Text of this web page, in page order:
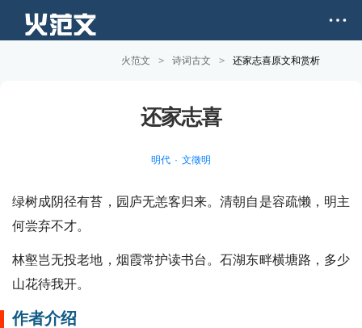
火范文 > 诗词古文 > 还家志喜原文和赏析
还家志喜
明代 文徵明
绿树成阴径有苔，园庐无恙客归来。清朝自是容疏懒，明主
何尝弃不才。
林壑岂无投老地，烟霞常护读书台。石湖东畔横塘路，多少
山花待我开。
作者介绍